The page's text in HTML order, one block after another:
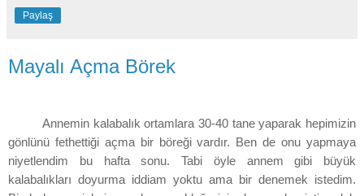
Paylaş
Mayalı Açma Börek
Annemin kalabalık ortamlara 30-40 tane yaparak hepimizin
gönlünü fethettiği açma bir böreği vardır. Ben de onu yapmaya
niyetlendim bu hafta sonu. Tabi öyle annem gibi büyük
kalabalıkları doyurma iddiam yoktu ama bir denemek istedim.